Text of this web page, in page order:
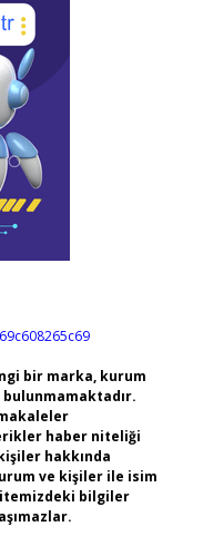
bir marka, kurum
bulunmamaktadır.
haber niteliği
hakkında
ve kişiler ile isim
bilgiler